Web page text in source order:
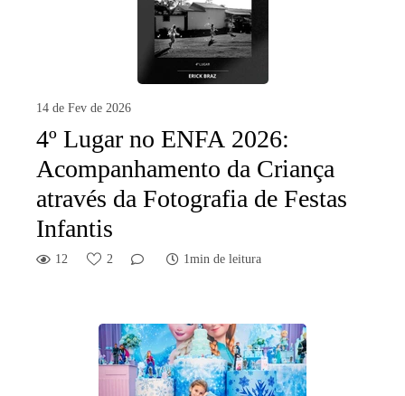
14 de Fev de 2026
4º Lugar no ENFA 2026:
Acompanhamento da Criança
através da Fotografia de Festas
Infantis
12 2 1min de leitura